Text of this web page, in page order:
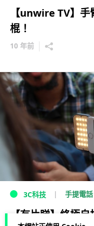
【unwire TV】
棍！
10 年前
3C科技 手提電話
【有片睇】終極